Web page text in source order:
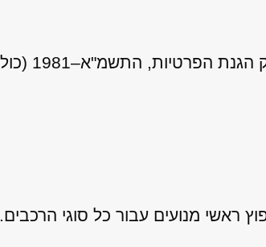
(כולל תיקון 13), ובהתאם ל
ראשי מנועים עבור כל סוגי הרכבים.